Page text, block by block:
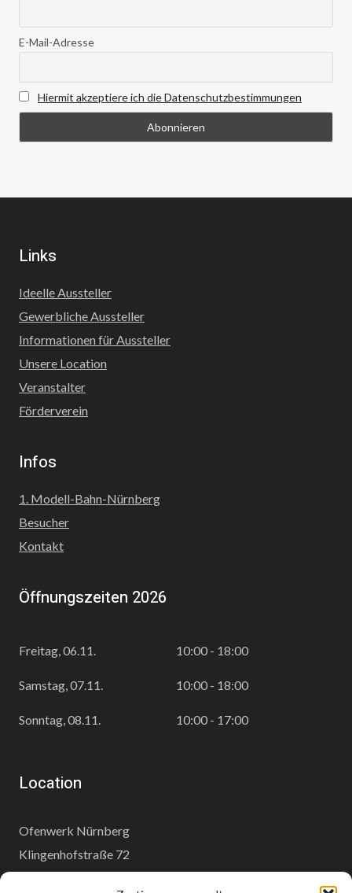
E-Mail-Adresse
Hiermit akzeptiere ich die Datenschutzbestimmungen
Links
Ideelle Aussteller
Gewerbliche Aussteller
Informationen für Aussteller
Unsere Location
Veranstalter
Förderverein
Infos
1. Modell-Bahn-Nürnberg
Besucher
Kontakt
Öffnungszeiten 2026
Freitag, 06.11. 10:00 - 18:00
Samstag, 07.11. 10:00 - 18:00
Sonntag, 08.11. 10:00 - 17:00
Location
Ofenwerk Nürnberg
Klingenhofstraße 72